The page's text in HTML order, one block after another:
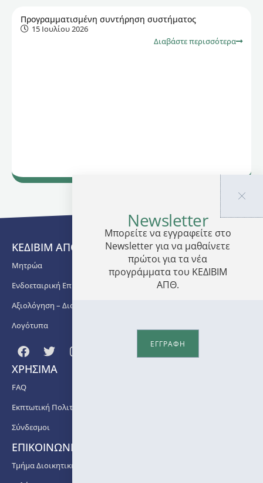
Προγραμματισμένη συντήρηση συστήματος
15 Ιουλίου 2026
Διαβάστε περισσότερα
ΚΕΔΙΒΙΜ ΑΠΘ
Μητρώα
Ενδοεταιρική Επιμόρφωση
Αξιολόγηση – Διασφάλιση Ποιότητας
Λογότυπα
ΧΡΗΣΙΜΑ
FAQ
Εκπτωτική Πολιτική
Σύνδεσμοι
ΕΠΙΚΟΙΝΩΝΙΑ
Τμήμα Διοικητικής Υποστήριξης ΚΕΔΙΒΙΜ ΑΠΘ
Newsletter
Μπορείτε να εγγραφείτε στο
Newsletter για να μαθαίνετε
πρώτοι για τα νέα
προγράμματα του ΚΕΔΙΒΙΜ
ΑΠΘ.
ΕΓΓΡΑΦΗ